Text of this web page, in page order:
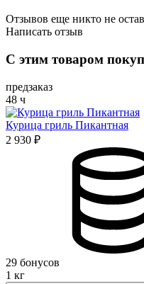
Отзывов еще никто не
Написать отзыв
Отзыв*
согласие на
соглашаюсь с политикой
согласие на
рекламных и
Оставить отзыв
С этим товаром
предзаказ
48 ч
Курица гриль Пикантная
2 930 ₽
29 бонусов
1 кг